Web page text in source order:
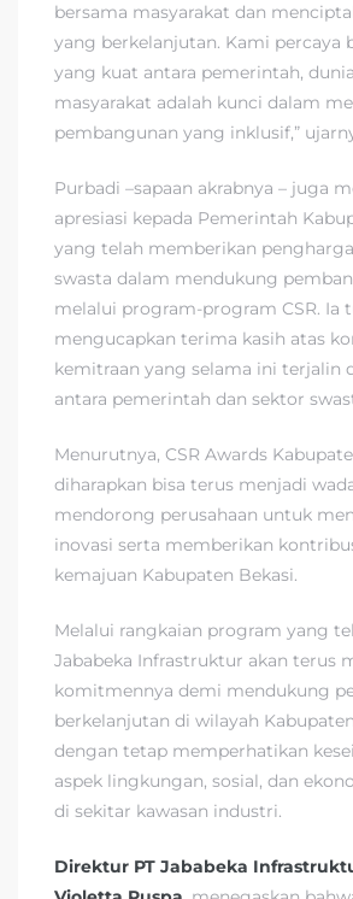
bersama masyarakat dan
yang berkelanjutan. Kami percaya
yang kuat antara pemerintah,
masyarakat adalah kunci dalam
pembangunan yang inklusif,”
Purbadi –sapaan akrabnya – juga
apresiasi kepada Pemerintah
yang telah memberikan
swasta dalam mendukung
melalui program-program CSR. Ia
mengucapkan terima kasih atas
kemitraan yang selama ini terjalin
antara pemerintah dan sektor
Menurutnya, CSR Awards
diharapkan bisa terus menjadi
mendorong perusahaan untuk
inovasi serta memberikan
kemajuan Kabupaten Bekasi.
Melalui rangkaian program yang
Jababeka Infrastruktur akan terus
komitmennya demi mendukung
berkelanjutan di wilayah
dengan tetap memperhatikan
aspek lingkungan, sosial, dan
di sekitar kawasan industri.
Direktur PT Jababeka